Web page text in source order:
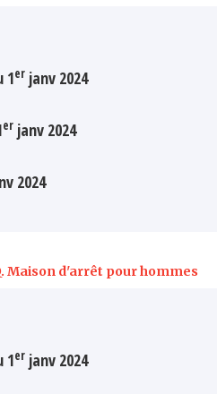
1er janv 2024
er janv 2024
2024
Maison d'arrêt pour hommes
1er janv 2024